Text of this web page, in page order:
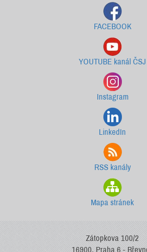
FACEBOOK
YOUTUBE kanál ČSJ
Instagram
LinkedIn
RSS kanály
Mapa stránek
Zátopkova 100/2
16900, Praha 6 -